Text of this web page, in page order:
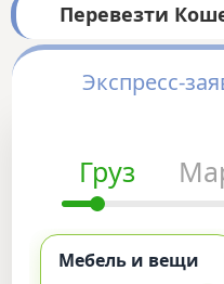
Перевезти
Экспресс-
Груз
Мебель и вещи